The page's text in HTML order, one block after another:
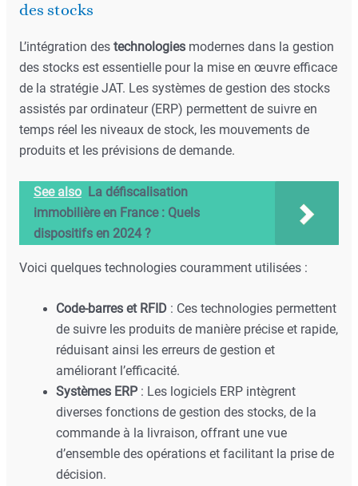
des stocks
L’intégration des technologiesmodernes dans la gestion
des stocks est essentielle pour la mise en œuvre efficace
de la stratégie JAT. Les systèmes de gestion des stocks
assistés par ordinateur (ERP) permettent de suivre en
temps réel les niveaux de stock, les mouvements de
produits et les prévisions de demande.
See also La défiscalisation
immobilière en France : Quels
dispositifs en 2024 ?
Voici quelques technologies couramment utilisées :
Code-barres et RFID : Ces technologies permettent
de suivre les produits de manière précise et rapide,
réduisant ainsi les erreurs de gestion et
améliorant l’efficacité.
Systèmes ERP : Les logiciels ERP intègrent
diverses fonctions de gestion des stocks, de la
commande à la livraison, offrant une vue
d’ensemble des opérations et facilitant la prise de
décision.